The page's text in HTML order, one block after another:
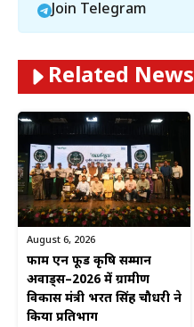
Join Telegram
Related News
August 6, 2026
फार्म एन फूड कृषि सम्मान
अवार्ड्स–2026 में ग्रामीण
विकास मंत्री भरत सिंह चौधरी ने
किया प्रतिभाग